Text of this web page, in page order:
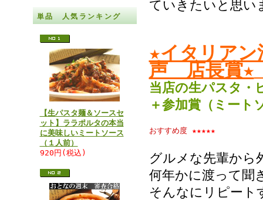
単品 人気ランキング
【生パスタ麺＆ソースセ
ット】ララポルタの本当
に美味しいミートソース
（１人前）
920円(税込)
ていきたいと思い
★イタリア
声 店長賞★
当店の生パスタ・
＋参加賞（ミート
おすすめ度★★★★★
グルメな先輩から
何年かに渡って聞
そんなにリピート